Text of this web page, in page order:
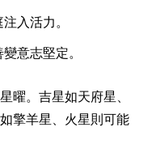
入活力。
意志堅定。
曜。吉星如天府星、
擎羊星、火星則可能